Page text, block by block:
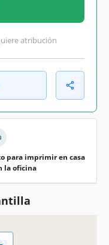
atribución
para imprimir en casa
la oficina